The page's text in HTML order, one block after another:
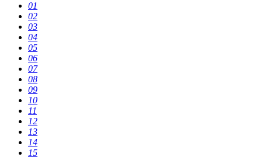
01
02
03
04
05
06
07
08
09
10
11
12
13
14
15